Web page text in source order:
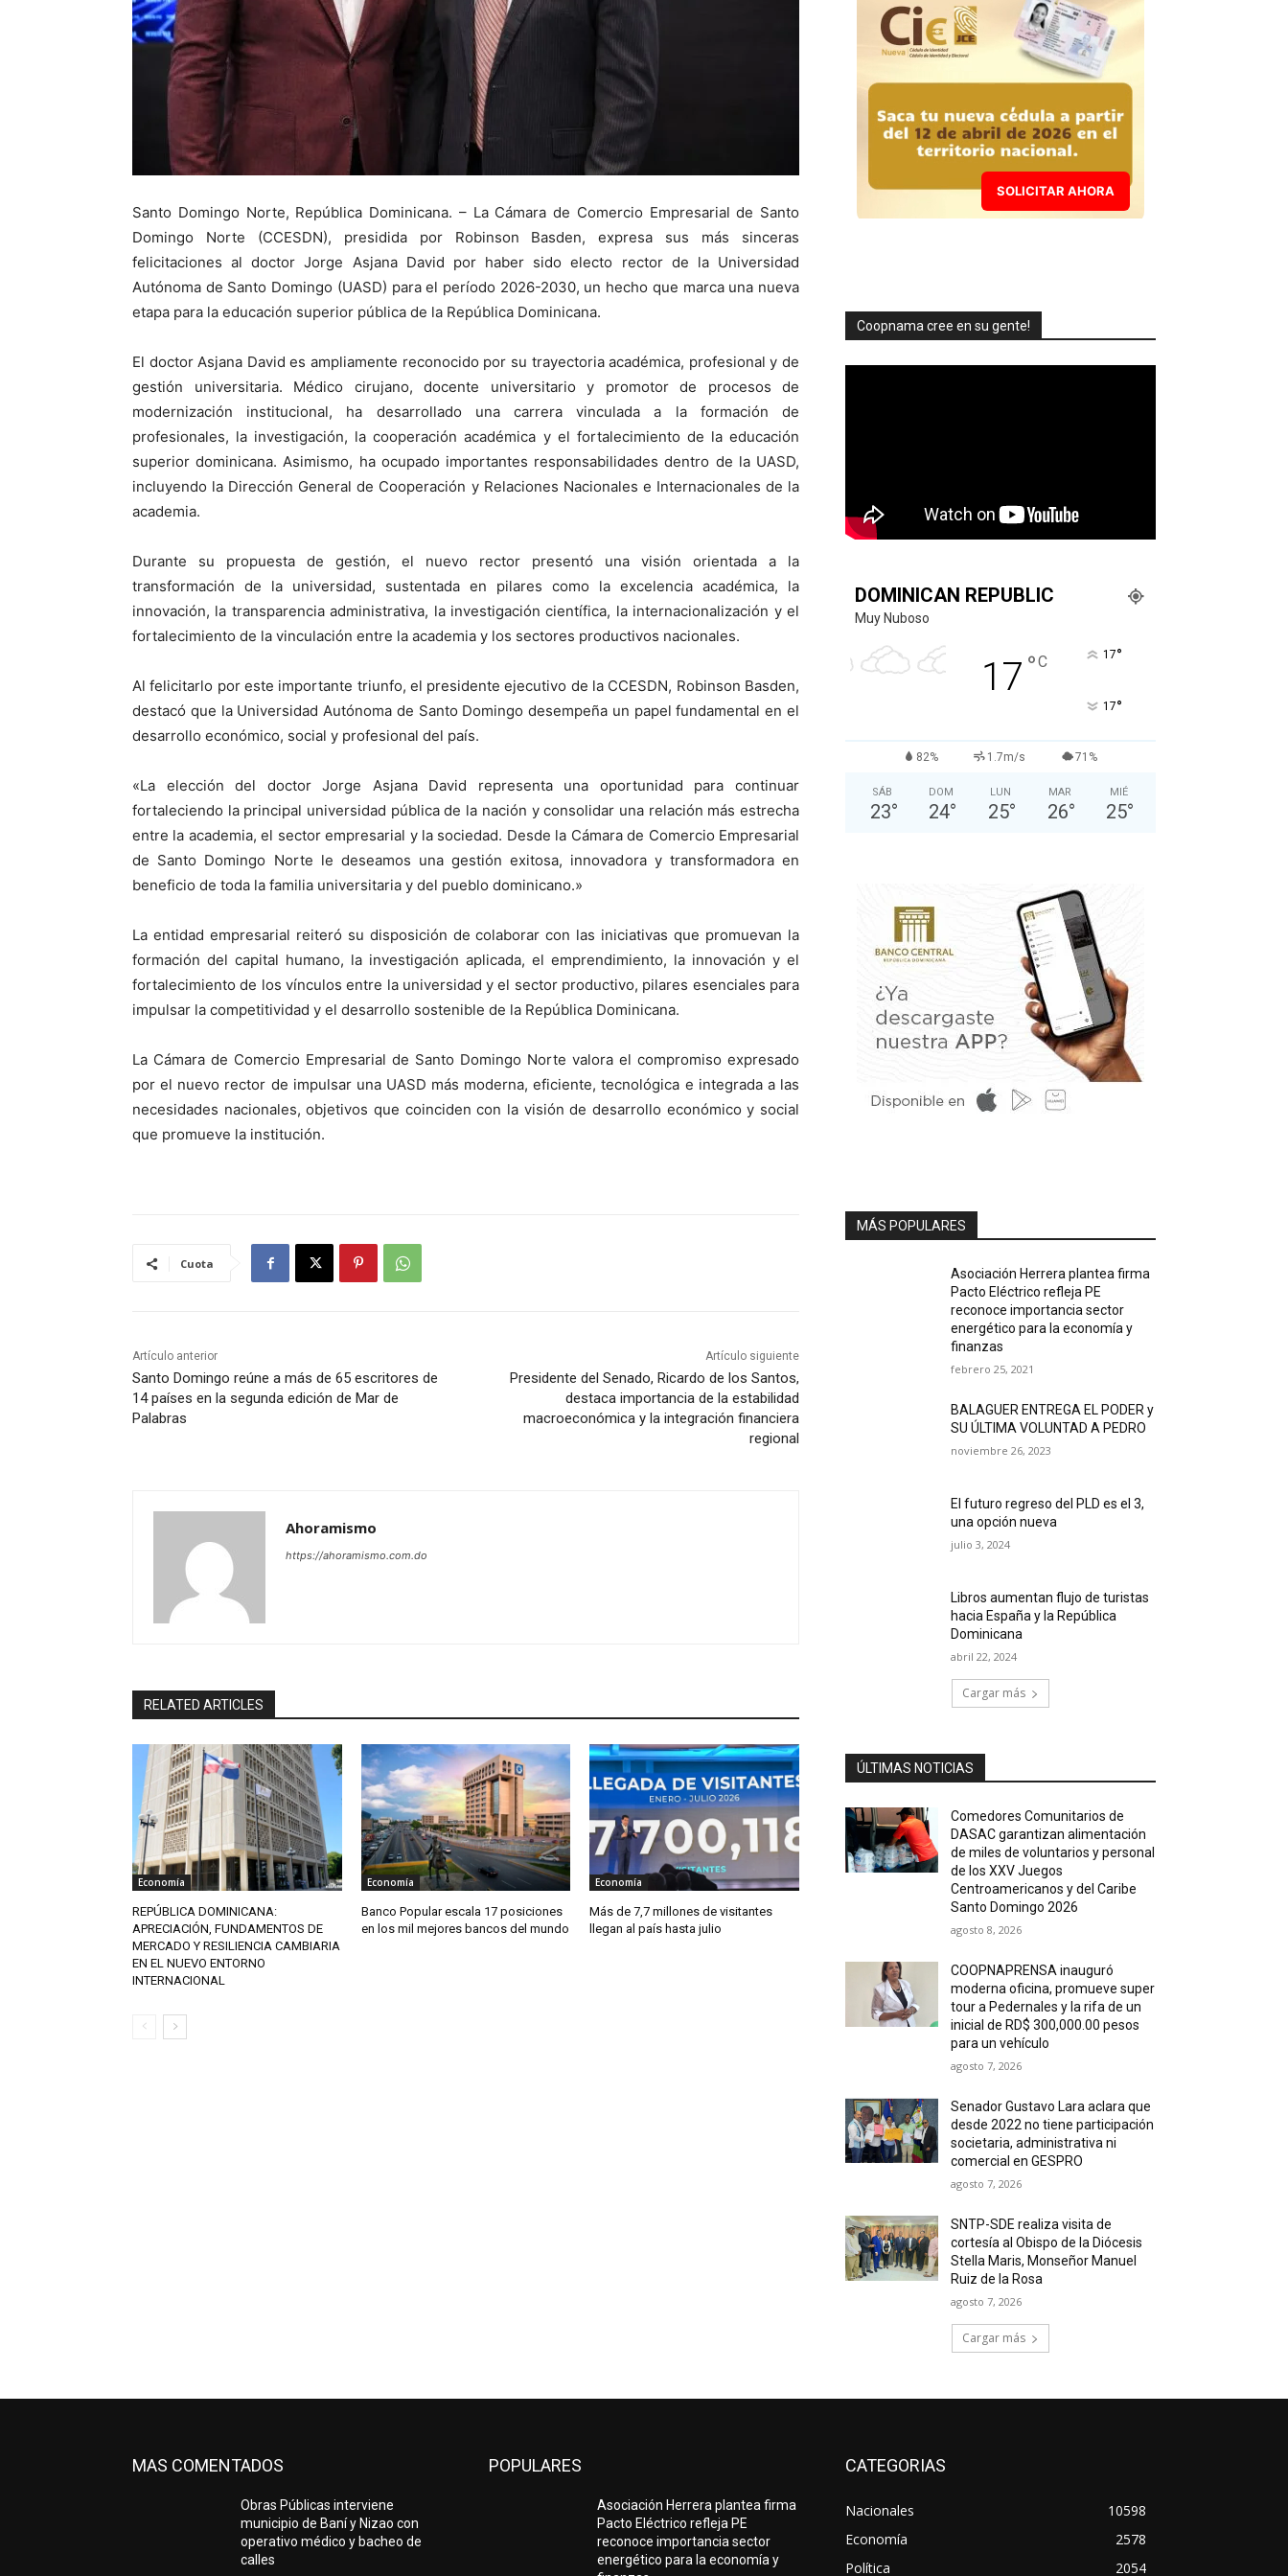
Santo Domingo Norte, República Dominicana. – La Cámara de Comercio Empresarial de Santo
Domingo Norte (CCESDN), presidida por Robinson Basden, expresa sus más sinceras
felicitaciones al doctor Jorge Asjana David por haber sido electo rector de la Universidad
Autónoma de Santo Domingo (UASD) para el período 2026-2030, un hecho que marca una nueva
etapa para la educación superior pública de la República Dominicana.
El doctor Asjana David es ampliamente reconocido por su trayectoria académica, profesional y de
gestión universitaria. Médico cirujano, docente universitario y promotor de procesos de
modernización institucional, ha desarrollado una carrera vinculada a la formación de
profesionales, la investigación, la cooperación académica y el fortalecimiento de la educación
superior dominicana. Asimismo, ha ocupado importantes responsabilidades dentro de la UASD,
incluyendo la Dirección General de Cooperación y Relaciones Nacionales e Internacionales de la
academia.
Durante su propuesta de gestión, el nuevo rector presentó una visión orientada a la
transformación de la universidad, sustentada en pilares como la excelencia académica, la
innovación, la transparencia administrativa, la investigación científica, la internacionalización y el
fortalecimiento de la vinculación entre la academia y los sectores productivos nacionales.
Al felicitarlo por este importante triunfo, el presidente ejecutivo de la CCESDN, Robinson Basden,
destacó que la Universidad Autónoma de Santo Domingo desempeña un papel fundamental en el
desarrollo económico, social y profesional del país.
«La elección del doctor Jorge Asjana David representa una oportunidad para continuar
fortaleciendo la principal universidad pública de la nación y consolidar una relación más estrecha
entre la academia, el sector empresarial y la sociedad. Desde la Cámara de Comercio Empresarial
de Santo Domingo Norte le deseamos una gestión exitosa, innovadora y transformadora en
beneficio de toda la familia universitaria y del pueblo dominicano.»
La entidad empresarial reiteró su disposición de colaborar con las iniciativas que promuevan la
formación del capital humano, la investigación aplicada, el emprendimiento, la innovación y el
fortalecimiento de los vínculos entre la universidad y el sector productivo, pilares esenciales para
impulsar la competitividad y el desarrollo sostenible de la República Dominicana.
La Cámara de Comercio Empresarial de Santo Domingo Norte valora el compromiso expresado
por el nuevo rector de impulsar una UASD más moderna, eficiente, tecnológica e integrada a las
necesidades nacionales, objetivos que coinciden con la visión de desarrollo económico y social
que promueve la institución.
Cuota
Artículo anterior
Santo Domingo reúne a más de 65 escritores de
14 países en la segunda edición de Mar de
Palabras
Artículo siguiente
Presidente del Senado, Ricardo de los Santos,
destaca importancia de la estabilidad
macroeconómica y la integración financiera
regional
Ahoramismo
https://ahoramismo.com.do
RELATED ARTICLES
Economía
REPÚBLICA DOMINICANA:
APRECIACIÓN, FUNDAMENTOS DE
MERCADO Y RESILIENCIA CAMBIARIA
EN EL NUEVO ENTORNO
INTERNACIONAL
Economía
Banco Popular escala 17 posiciones
en los mil mejores bancos del mundo
Economía
Más de 7,7 millones de visitantes
llegan al país hasta julio
SOLICITAR AHORA
Coopnama cree en su gente!
DOMINICAN REPUBLIC
Muy Nuboso
17 °C 17°
17°
82% 1.7m/s 71%
SÁB
23°
DOM
24°
LUN
25°
MAR
26°
MIÉ
25°
MÁS POPULARES
Asociación Herrera plantea firma
Pacto Eléctrico refleja PE
reconoce importancia sector
energético para la economía y
finanzas
febrero 25, 2021
BALAGUER ENTREGA EL PODER y
SU ÚLTIMA VOLUNTAD A PEDRO
noviembre 26, 2023
El futuro regreso del PLD es el 3,
una opción nueva
julio 3, 2024
Libros aumentan flujo de turistas
hacia España y la República
Dominicana
abril 22, 2024
Cargar más
ÚLTIMAS NOTICIAS
Comedores Comunitarios de
DASAC garantizan alimentación
de miles de voluntarios y personal
de los XXV Juegos
Centroamericanos y del Caribe
Santo Domingo 2026
agosto 8, 2026
COOPNAPRENSA inauguró
moderna oficina, promueve super
tour a Pedernales y la rifa de un
inicial de RD$ 300,000.00 pesos
para un vehículo
agosto 7, 2026
Senador Gustavo Lara aclara que
desde 2022 no tiene participación
societaria, administrativa ni
comercial en GESPRO
agosto 7, 2026
SNTP-SDE realiza visita de
cortesía al Obispo de la Diócesis
Stella Maris, Monseñor Manuel
Ruiz de la Rosa
agosto 7, 2026
Cargar más
MAS COMENTADOS
Obras Públicas interviene
municipio de Baní y Nizao con
operativo médico y bacheo de
calles
POPULARES
Asociación Herrera plantea firma
Pacto Eléctrico refleja PE
reconoce importancia sector
energético para la economía y
CATEGORIAS
Nacionales
10598
Economía
2578
Política
2054